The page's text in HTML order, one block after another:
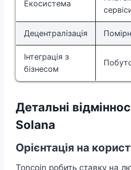
Екосистема
Децентралізація
Інтеграція з
бізнесом
Детальні
Solana
Орієнтація на
Toncoin робить ставку на